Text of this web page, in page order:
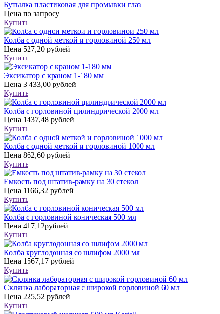
Бутылка пластиковая для промывки глаз
Цена по запросу
Купить
Колба с одной меткой и горловиной 250 мл
Цена 527,20 рублей
Купить
Эксикатор с краном 1-180 мм
Цена 3 433,00 рублей
Купить
Колба с горловиной цилиндрической 2000 мл
Цена 1437,48 рублей
Купить
Колба с одной меткой и горловиной 1000 мл
Цена 862,60 рублей
Купить
Емкость под штатив-рамку на 30 стекол
Цена 1166,32 рублей
Купить
Колба с горловиной коническая 500 мл
Цена 417,12рублей
Купить
Колба круглодонная со шлифом 2000 мл
Цена 1567,17 рублей
Купить
Склянка лабораторная с широкой горловиной 60 мл
Цена 225,52 рублей
Купить